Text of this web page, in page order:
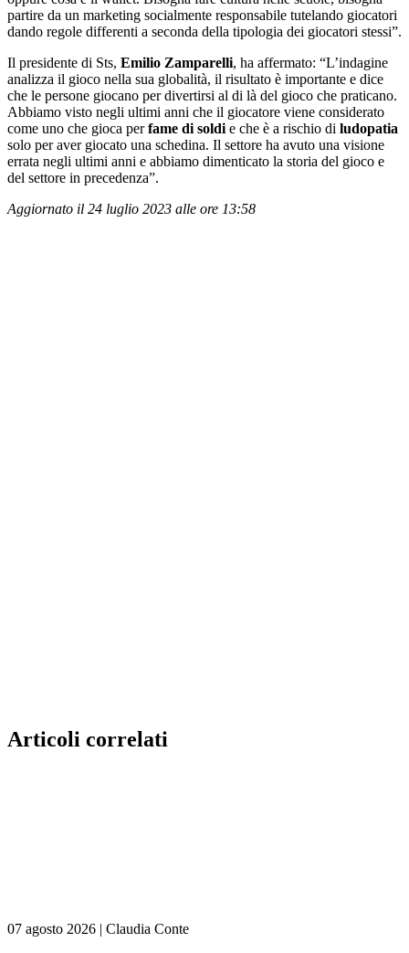
partire da un marketing socialmente responsabile tutelando giocatori
dando regole differenti a seconda della tipologia dei giocatori stessi”.
Il presidente di Sts, Emilio Zamparelli, ha affermato: “L’indagine
analizza il gioco nella sua globalità, il risultato è importante e dice
che le persone giocano per divertirsi al di là del gioco che praticano.
Abbiamo visto negli ultimi anni che il giocatore viene considerato
come uno che gioca perfame di soldi e che è a rischio di ludopatia
solo per aver giocato una schedina. Il settore ha avuto una visione
errata negli ultimi anni e abbiamo dimenticato la storia del gioco e
del settore in precedenza”.
Aggiornato il 24 luglio 2023 alle ore 13:58
Articoli correlati
07 agosto 2026 | Claudia Conte